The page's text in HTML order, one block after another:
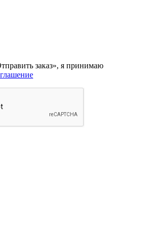
заказ», я принимаю